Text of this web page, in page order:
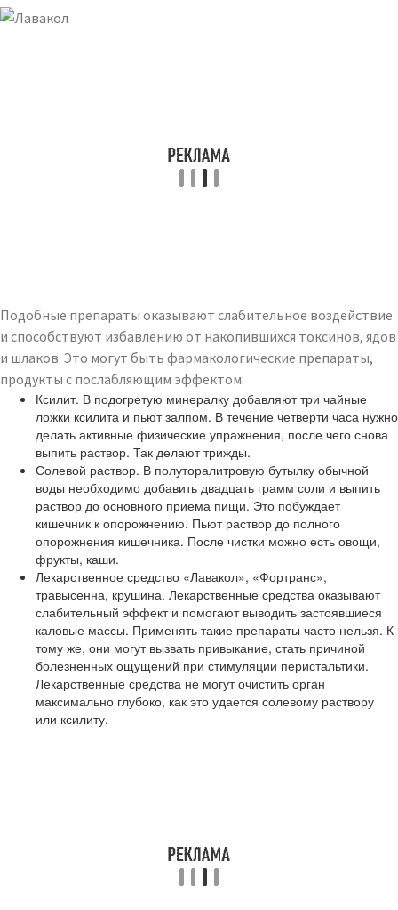
Подобные препараты оказывают слабительное воздействие
и способствуют избавлению от накопившихся токсинов, ядов
и шлаков. Это могут быть фармакологические препараты,
продукты с послабляющим эффектом:
Ксилит. В подогретую минералку добавляют три чайные
ложки ксилита и пьют залпом. В течение четверти часа нужно
делать активные физические упражнения, после чего снова
выпить раствор. Так делают трижды.
Солевой раствор. В полуторалитровую бутылку обычной
воды необходимо добавить двадцать грамм соли и выпить
раствор до основного приема пищи. Это побуждает
кишечник к опорожнению. Пьют раствор до полного
опорожнения кишечника. После чистки можно есть овощи,
фрукты, каши.
Лекарственное средство «Лавакол», «Фортранс»,
травысенна, крушина. Лекарственные средства оказывают
слабительный эффект и помогают выводить застоявшиеся
каловые массы. Применять такие препараты часто нельзя. К
тому же, они могут вызвать привыкание, стать причиной
болезненных ощущений при стимуляции перистальтики.
Лекарственные средства не могут очистить орган
максимально глубоко, как это удается солевому раствору
или ксилиту.